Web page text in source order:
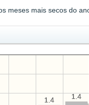
meses mais secos do
1.4
1.4
1.4
1.4